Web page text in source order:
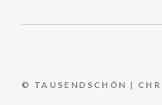
© TAUSENDSCHÖN |